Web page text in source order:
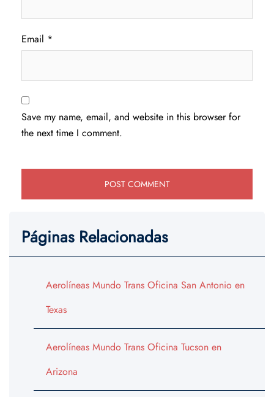
Email *
Save my name, email, and website in this browser for
the next time I comment.
Páginas Relacionadas
Aerolíneas Mundo Trans Oficina San Antonio en
Texas
Aerolíneas Mundo Trans Oficina Tucson en
Arizona